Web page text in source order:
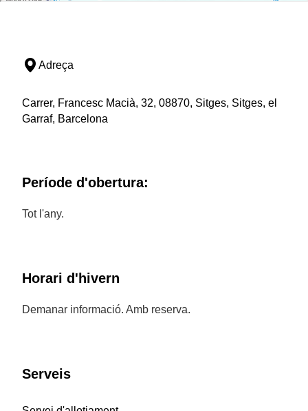
Adreça
Carrer, Francesc Macià, 32, 08870, Sitges, Sitges, el
Garraf, Barcelona
Període d'obertura:
Tot l'any.
Horari d'hivern
Demanar informació. Amb reserva.
Serveis